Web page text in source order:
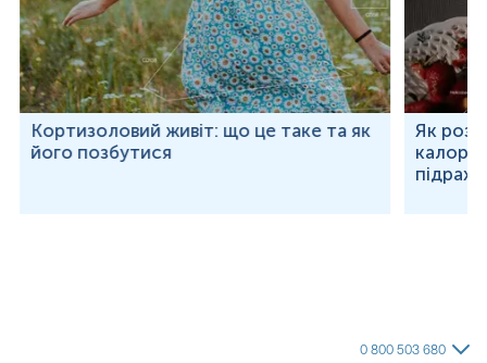
Кортизоловий живіт: що це таке та як
його позбутися
Як
0 800 503 680